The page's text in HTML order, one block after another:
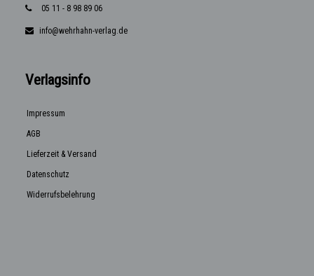
05 11 - 8 98 89 06
info@wehrhahn-verlag.de
Verlagsinfo
Impressum
AGB
Lieferzeit & Versand
Datenschutz
Widerrufsbelehrung